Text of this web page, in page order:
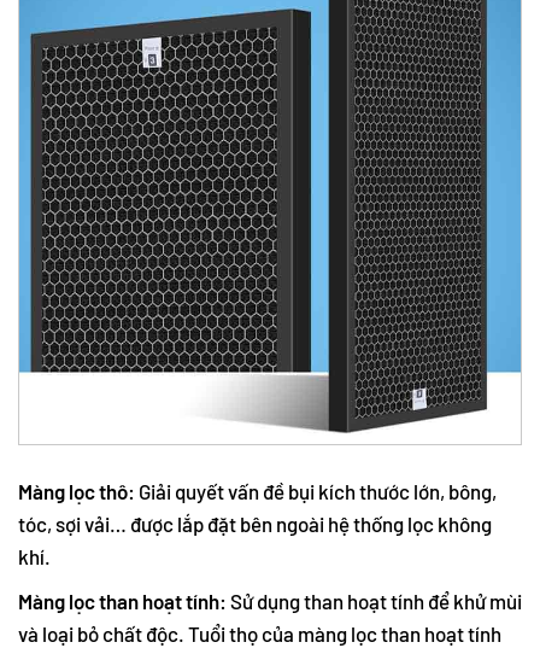
Màng lọc thô: Giải quyết vấn đề bụi kích thước lớn, bông,
tóc, sợi vải… được lắp đặt bên ngoài hệ thống lọc không
khí.
Màng lọc than hoạt tính: Sử dụng than hoạt tính để khử mùi
và loại bỏ chất độc. Tuổi thọ của màng lọc than hoạt tính